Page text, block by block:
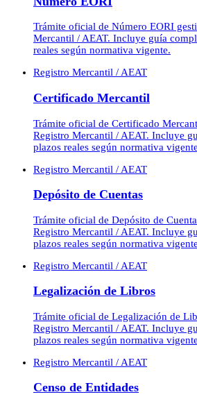
Trámite oficial de Número EORI
Mercantil / AEAT. Incluye guía
reales según normativa vigente.
Registro Mercantil / AEAT
Certificado Mercantil
Trámite oficial de Certificado
Registro Mercantil / AEAT. Incluye
plazos reales según normativa
Registro Mercantil / AEAT
Depósito de Cuentas
Trámite oficial de Depósito de
Registro Mercantil / AEAT. Incluye
plazos reales según normativa
Registro Mercantil / AEAT
Legalización de Libros
Trámite oficial de Legalización de
Registro Mercantil / AEAT. Incluye
plazos reales según normativa
Registro Mercantil / AEAT
Censo de Entidades